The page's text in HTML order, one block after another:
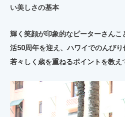
い美しさの基本
輝く笑顔が印象的なピーターさん
活50周年を迎え、ハワイでのんびり
若々しく歳を重ねるポイントを教え